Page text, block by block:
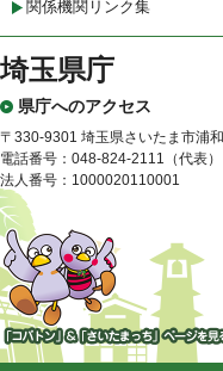
関係機関リンク集
埼玉県庁
県庁へのアクセス
〒330-9301 埼玉県さいたま市浦
電話番号：048-824-2111（代表）
法人番号：1000020110001
「コバトン」&「さいたまっ